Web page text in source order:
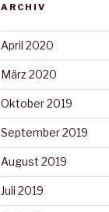
ARCHIV
April 2020
März 2020
Oktober 2019
September 2019
August 2019
Juli 2019